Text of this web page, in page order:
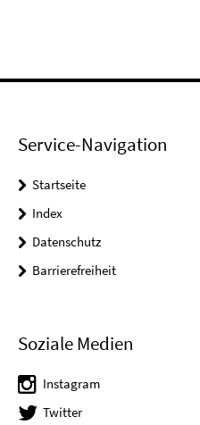
Service-Navigation
Startseite
Index
Datenschutz
Barrierefreiheit
Soziale Medien
Instagram
Twitter